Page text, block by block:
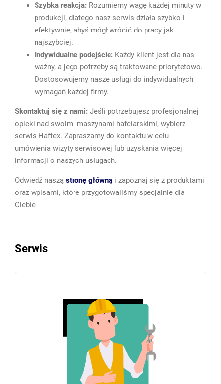
Szybka reakcja: Rozumiemy wagę każdej minuty w
produkcji, dlatego nasz serwis działa szybko i
efektywnie, abyś mógł wrócić do pracy jak
najszybciej.
Indywidualne podejście: Każdy klient jest dla nas
ważny, a jego potrzeby są traktowane priorytetowo.
Dostosowujemy nasze usługi do indywidualnych
wymagań każdej firmy.
Skontaktuj się z nami: Jeśli potrzebujesz profesjonalnej
opieki nad swoimi maszynami hafciarskimi, wybierz
serwis Haftex. Zapraszamy do kontaktu w celu
umówienia wizyty serwisowej lub uzyskania więcej
informacji o naszych usługach.
Odwiedź naszą stronę główną i zapoznaj się z produktami
oraz wpisami, które przygotowaliśmy specjalnie dla
Ciebie
Serwis